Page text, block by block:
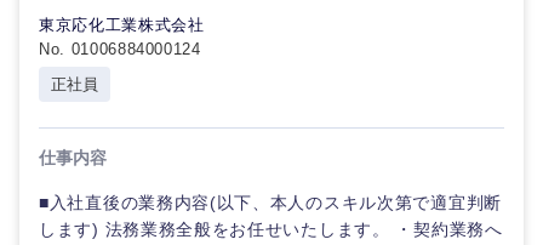
東京応化工業株式会社
No. 01006884000124
正社員
仕事内容
■入社直後の業務内容(以下、本人のスキル次第で適宜判断
します) 法務業務全般をお任せいたします。 ・契約業務へ